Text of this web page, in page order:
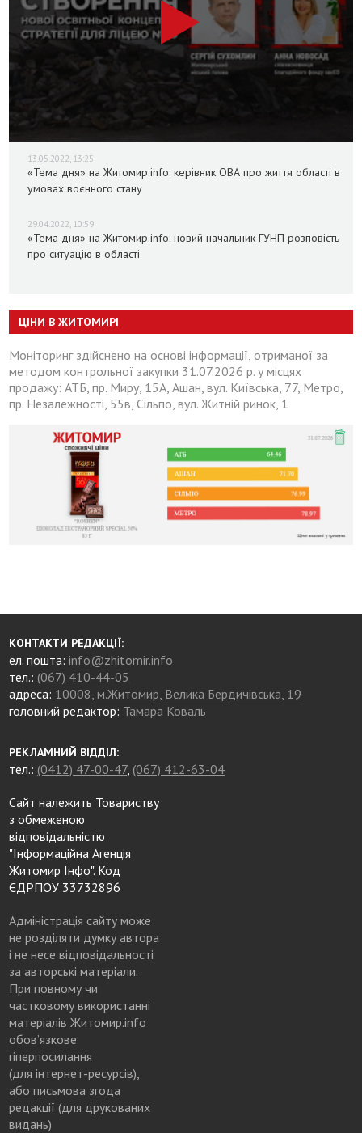
13.05.2022, 13:25
«Тема дня» на Житомир.info: керівник ОВА про життя області в
умовах воєнного стану
29.04.2022, 10:59
«Тема дня» на Житомир.info: новий начальник ГУНП розповість
про ситуацію в області
ЦІНИ В ЖИТОМИРІ
Моніторинг здійснено на основі інформації, отриманої за
методом контрольної закупки 31.07.2026 р. у місцях
продажу: АТБ, пр. Миру, 15А, Ашан, вул. Київська, 77, Метро,
пр. Незалежності, 55в, Сільпо, вул. Житній ринок, 1
КОНТАКТИ РЕДАКЦІЇ:
ел. пошта:info@zhitomir.info
тел.: (067) 410-44-05
адреса: 10008, м.Житомир, Велика Бердичівська, 19
головний редактор: Тамара Коваль
РЕКЛАМНИЙ ВІДДІЛ:
тел.: (0412) 47-00-47, (067) 412-63-04
Сайт належить Товариству
з обмеженою
відповідальністю
"Інформаційна Агенція
Житомир Інфо". Код
ЄДРПОУ 33732896
Адміністрація сайту може
не розділяти думку автора
і не несе відповідальності
за авторські матеріали.
При повному чи
частковому використанні
матеріалів Житомир.info
обов’язкове
гіперпосилання
(для інтернет-ресурсів),
або письмова згода
редакції (для друкованих
видань)